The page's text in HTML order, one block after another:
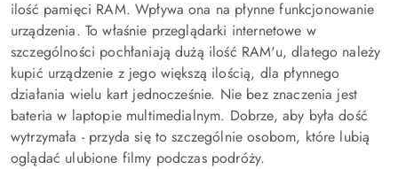
ilość pamięci RAM. Wpływa ona na płynne funkcjonowanie
urządzenia. To właśnie przeglądarki internetowe w
szczególności pochłaniają dużą ilość RAM'u, dlatego należy
kupić urządzenie z jego większą ilością, dla płynnego
działania wielu kart jednocześnie. Nie bez znaczenia jest
bateria w laptopie multimedialnym. Dobrze, aby była dość
wytrzymała - przyda się to szczególnie osobom, które lubią
oglądać ulubione filmy podczas podróży.